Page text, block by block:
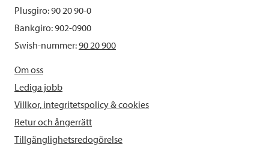
Plusgiro: 90 20 90-0
Bankgiro: 902-0900
Swish-nummer:90 20 900
Om oss
Lediga jobb
Villkor, integritetspolicy & cookies
Retur och ångerrätt
Tillgänglighetsredogörelse